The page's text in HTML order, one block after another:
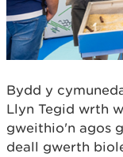
Bydd y
Llyn Tegid wrth
gweithio'n agos
deall gwerth